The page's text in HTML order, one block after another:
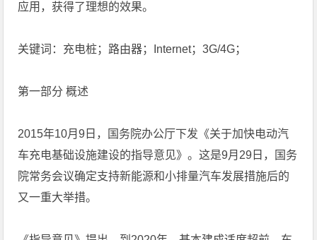
应用，获得了理想的效果。
关键词：充电桩；路由器；Internet；3G/4G；
第一部分 概述
2015年10月9日，国务院办公厅下发《关于加快电动汽
车充电基础设施建设的指导意见》。这是9月29日，国务
院常务会议确定支持新能源和小排量汽车发展措施后的
又一重大举措。